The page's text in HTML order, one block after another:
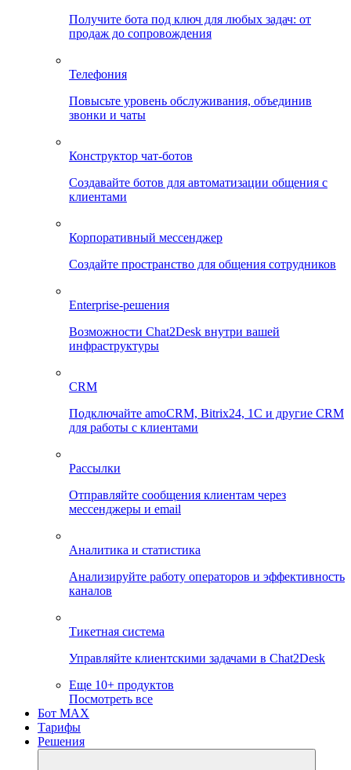
Получите бота под ключ для любых задач: от
продаж до сопровождения
Телефония
Повысьте уровень обслуживания, объединив
звонки и чаты
Конструктор чат-ботов
Создавайте ботов для автоматизации общения с
клиентами
Корпоративный мессенджер
Создайте пространство для общения сотрудников
Enterprise-решения
Возможности Chat2Desk внутри вашей
инфраструктуры
CRM
Подключайте amoCRM, Bitrix24, 1C и другие CRM
для работы с клиентами
Рассылки
Отправляйте сообщения клиентам через
мессенджеры и email
Аналитика и статистика
Анализируйте работу операторов и эффективность
каналов
Тикетная система
Управляйте клиентскими задачами в Chat2Desk
Еще 10+ продуктов
Посмотреть все
Бот MAX
Тарифы
Решения